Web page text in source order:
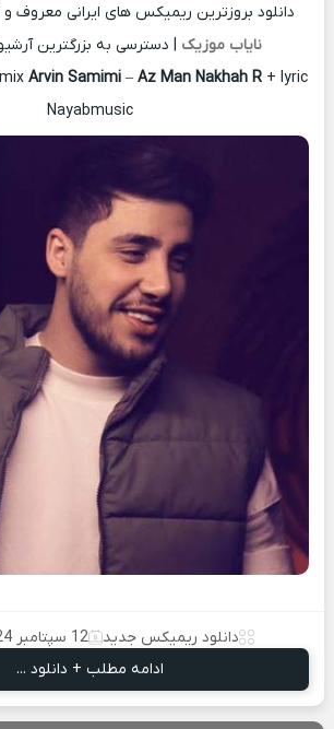
دانلود بروزترین ریمیکس های ایرانی معروف
نایاب موزیک | دسترسی به بزرگترین
Arvin Samimi– Az Man Nakhah R+ lyric
Nayabmusic
دانلود ریمیکس جدید 12 سپتامبر 2024
ادامه مطلب + دانلود ...